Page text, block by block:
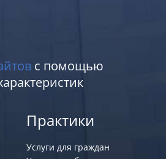
с помощью
Практики
Услуги для граждан